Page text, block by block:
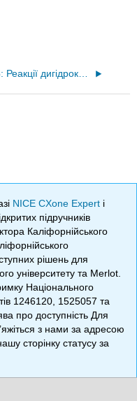
5.6: Реакції дигідроксилювання, аміногідроксилювання та азиридинації
NICE CXone Expert і
підручників
Каліфорнійського
рішень для
університету та Merlot.
Національного
1246120, 1525057 та
про доступність Для
з нами за адресою
сторінку статусу за